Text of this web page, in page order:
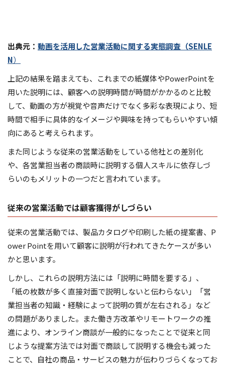
出典元： 動画を活用した営業活動に関する実態調査（SENLE
N）
上記の結果を踏まえても、これまでの紙媒体やPowerPointを
用いた説明には、顧客への説明時間が時間がかかるのと比較
して、動画の方が視覚や音声だけでなく多彩な表現により、短
時間で相手に具体的なイメージや興味を持ってもらいやすい傾
向にあると考えられます。
また同じような従来の営業活動をしている他社との差別化
や、各営業担当者の商談時に説明する個人スキルに依存しづ
らいのもメリットの一つだと言われています。
従来の営業活動では顧客獲得がしづらい
従来の営業活動では、製品カタログや印刷した紙の提案書、P
ower Pointを用いて顧客に説明が行われてきたケースが多い
かと思います。
しかし、これらの説明方法には「説明に時間を要する」、
「紙の枚数が多く直接対面で説明しないと伝わらない」「営
業担当者の知識・経験によって説明の質が左右される」など
の問題がありました。また働き方改革やリモートワークの推
進により、オンライン商談が一般的になったことで従来と同
じような提案方法では対面で商談して説明する機会も減った
ことで、自社の商品・サービスの魅力が伝わりづらくなってお